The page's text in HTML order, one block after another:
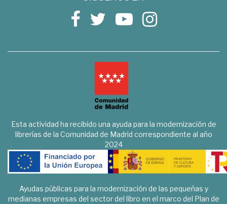
Esta actividad ha recibido una ayuda para la modernización de
librerías de la Comunidad de Madrid correspondiente al año
2024
Ayudas públicas para la modernización de las pequeñas y
medianas empresas del sector del libro en el marco del Plan de